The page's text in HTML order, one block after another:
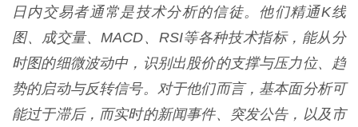
日内交易者通常是技术分析的信徒。他们精通K线
图、成交量、MACD、RSI等各种技术指标，能从分
时图的细微波动中，识别出股价的支撑与压力位、趋
势的启动与反转信号。对于他们而言，基本面分析可
能过于滞后，而实时的新闻事件、突发公告，以及市